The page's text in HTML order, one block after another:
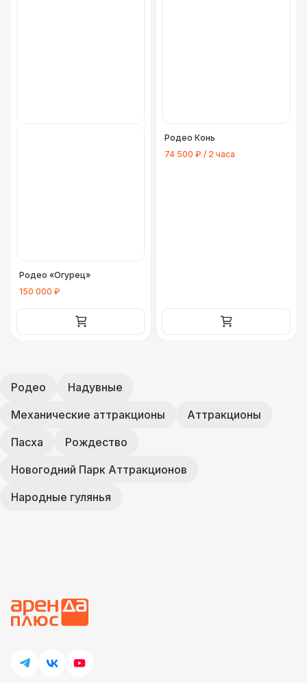
Родео «Огурец»
150 000 ₽
Родео Конь
74 500 ₽ / 2 часа
Родео
Надувные
Механические аттракционы
Аттракционы
Пасха
Рождество
Новогодний Парк Аттракционов
Народные гулянья